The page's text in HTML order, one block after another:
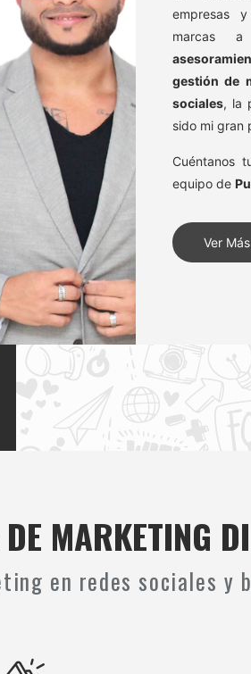
empresas
marcas
gestión de
sociales, la
sido mi gran
Cuéntanos
equipo de
Ver Más
MARKETING
en redes sociales y